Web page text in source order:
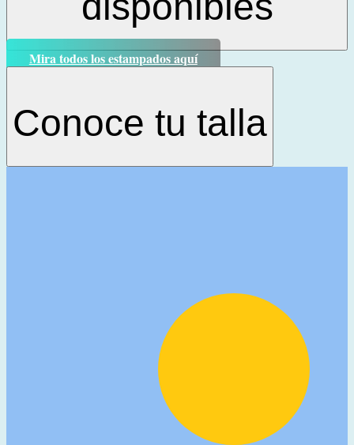
Mira todos los estampados aquí
Conoce tu talla